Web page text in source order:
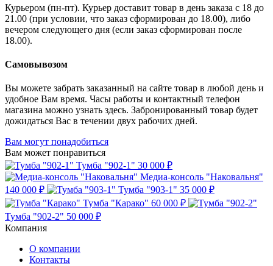
Курьером (пн-пт). Курьер доставит товар в день заказа с 18 до
21.00 (при условии, что заказ сформирован до 18.00), либо
вечером следующего дня (если заказ сформирован после
18.00).
Самовывозом
Вы можете забрать заказанный на сайте товар в любой день и
удобное Вам время. Часы работы и контактный телефон
магазина можно узнать здесь. Забронированный товар будет
дожидаться Вас в течении двух рабочих дней.
Вам могут понадобиться
Вам может понравиться
Тумба "902-1" 30 000 ₽
Медиа-консоль "Наковальня"
140 000 ₽
Тумба "903-1" 35 000 ₽
Тумба "Карако" 60 000 ₽
Тумба "902-2" 50 000 ₽
Компания
О компании
Контакты